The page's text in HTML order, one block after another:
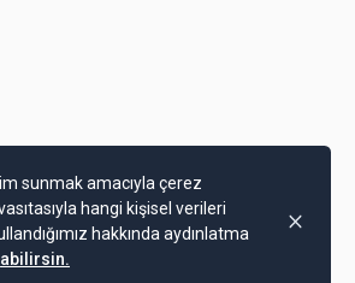
sunmak amacıyla çerez
hangi kişisel verileri
hakkında aydınlatma